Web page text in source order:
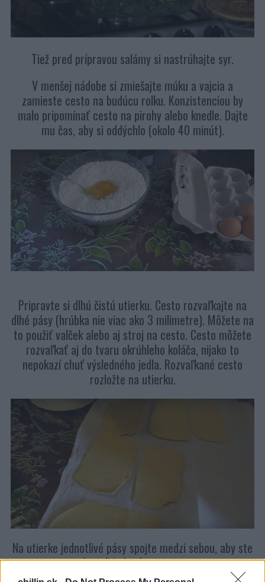
Tiež pred prípravou salámy si nastrúhajte syr.
V menšej nádobe si zmiešajte múku a vajcia a
zamieste cesto na budúcu rolku. Konzistenciou by
malo pripomínať cesto na pirohy alebo knedle. Dajte
mu čas, aby si oddýchlo (okolo 40 minút).
Pripravte si dlhú čistú utierku. Cesto rozvaľkajte na
dlhé pásy (hrúbka nie viac ako 3 milimetre). Môžete na
to použiť valček alebo aj stroj na cesto. Cesto môžete
rozvaľkať aj do tvaru okrúhleho koláča, nijako to
nepokazí chuť výsledného jedla. Rozvaľkané cesto
rozložte na utierku.
Na utierke jednotlivé pásy spojte medzi sebou, aby ste
dostali jeden kus cesta.
e
c
o
r